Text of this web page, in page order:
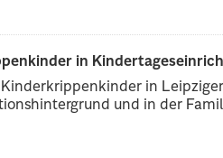
in
in
und in der